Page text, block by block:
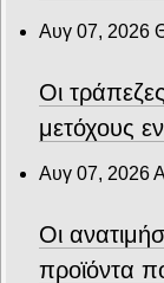
Αυγ 07, 2026
Οι
μετόχους
Αυγ 07, 2026
Οι
προϊόντα